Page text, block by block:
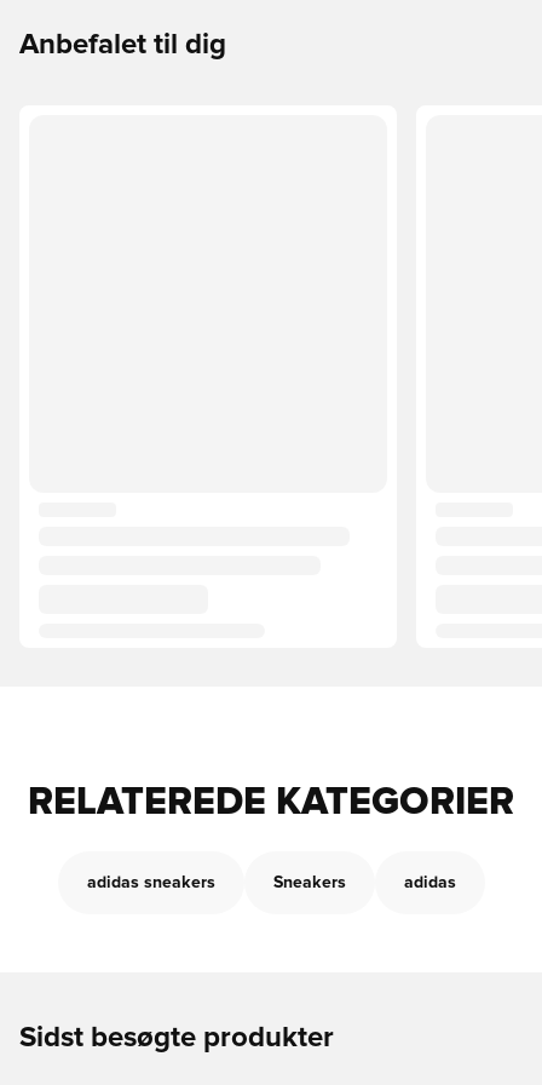
Anbefalet til dig
RELATEREDE KATEGORIER
adidas sneakers Sneakers adidas
Sidst besøgte produkter